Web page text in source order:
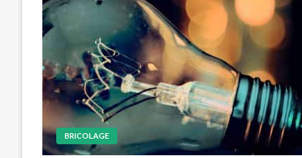
BRICOLAGE